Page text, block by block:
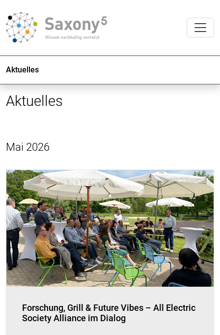
Aktuelles
Aktuelles
Mai 2026
Forschung, Grill & Future Vibes – All Electric
Society Alliance im Dialog